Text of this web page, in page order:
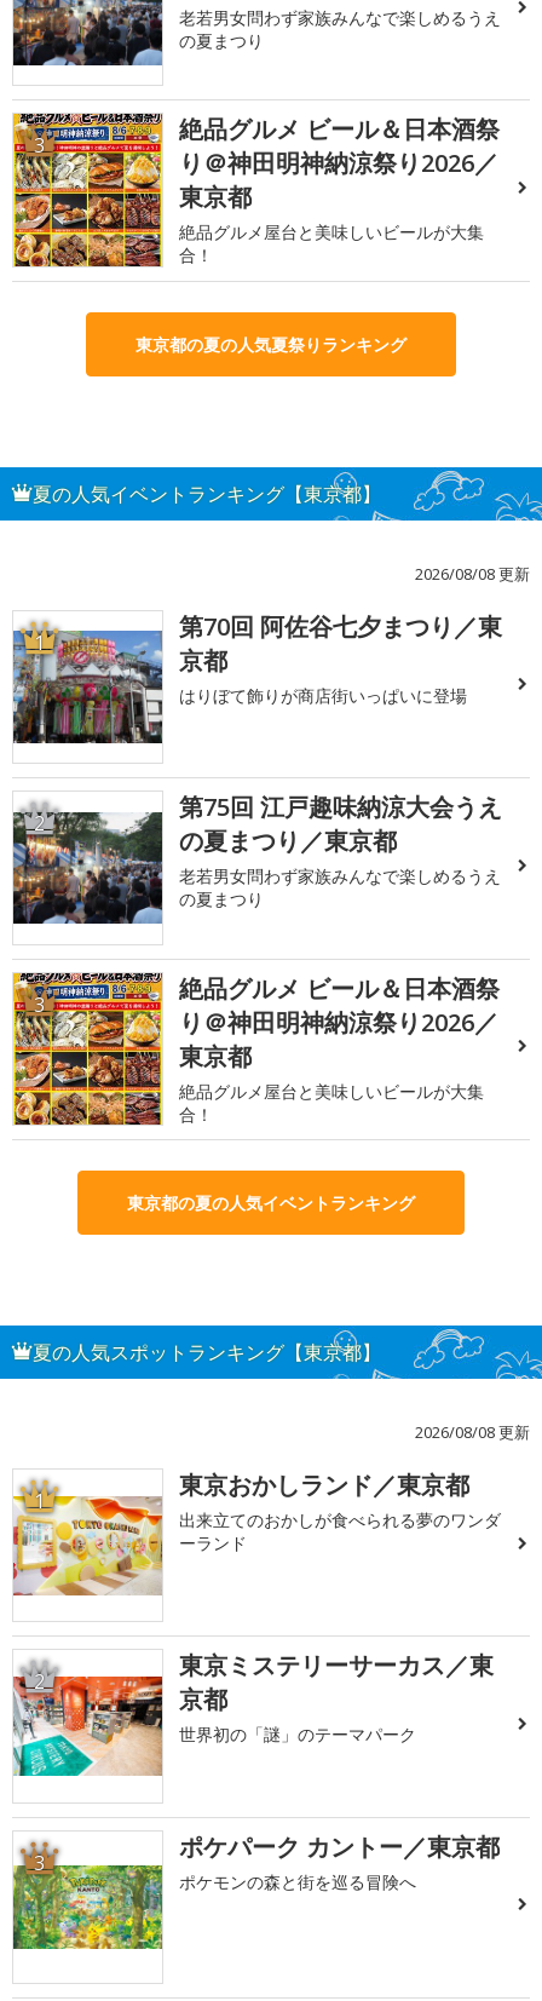
老若男女問わず家族みんなで楽しめるうえ
の夏まつり
3
絶品グルメ ビール＆日本酒祭
り＠神田明神納涼祭り2026／
東京都
絶品グルメ屋台と美味しいビールが大集
合！
東京都の夏の人気夏祭りランキング
夏の人気イベントランキング【東京都】
2026/08/08 更新
1
第70回 阿佐谷七夕まつり／東
京都
はりぼて飾りが商店街いっぱいに登場
2
第75回 江戸趣味納涼大会うえ
の夏まつり／東京都
老若男女問わず家族みんなで楽しめるうえ
の夏まつり
3
絶品グルメ ビール＆日本酒祭
り＠神田明神納涼祭り2026／
東京都
絶品グルメ屋台と美味しいビールが大集
合！
東京都の夏の人気イベントランキング
夏の人気スポットランキング【東京都】
2026/08/08 更新
1 東京おかしランド／東京都
出来立てのおかしが食べられる夢のワンダ
ーランド
2
東京ミステリーサーカス／東
京都
世界初の「謎」のテーマパーク
3 ポケパーク カントー／東京都
ポケモンの森と街を巡る冒険へ